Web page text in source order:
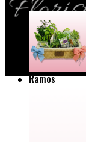
Menú
Ramos